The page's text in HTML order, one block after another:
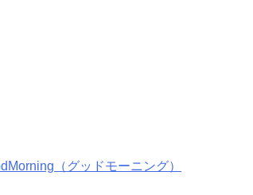
（グッドモーニング）